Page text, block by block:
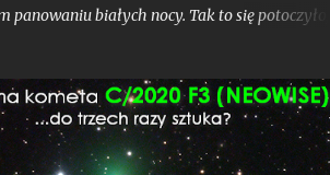
panowaniu białych nocy. Tak to się
po aphelium i maksymalnym dystansie od
zamyka swoje kolejne, już siedemnaste,
naszej Dziennej Gwiazdy odkąd w